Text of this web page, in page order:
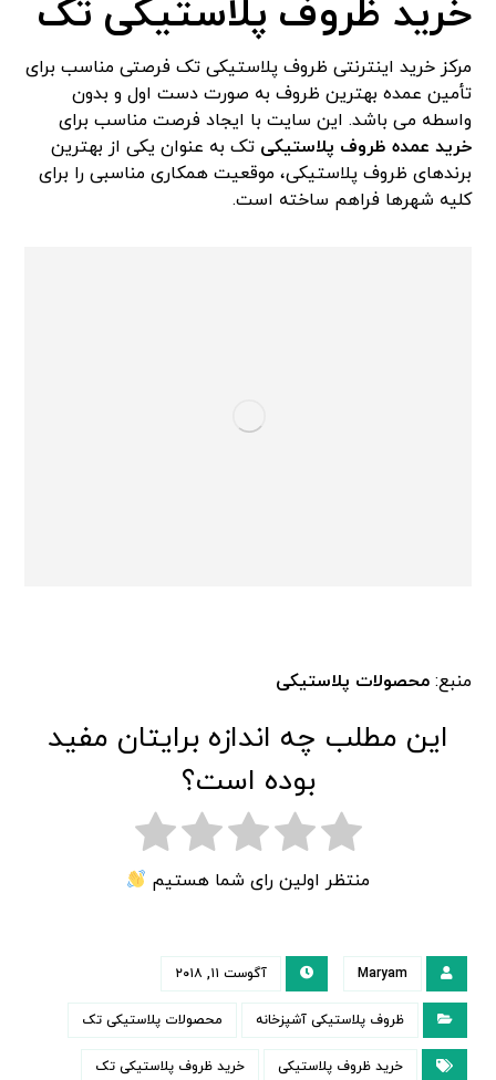
خرید ظروف پلاستیکی تک
مرکز خرید اینترنتی ظروف پلاستیکی تک فرصتی مناسب برای
تأمین عمده بهترین ظروف به صورت دست اول و بدون
واسطه می باشد. این سایت با ایجاد فرصت مناسب برای
خرید عمده ظروف پلاستیکی تک به عنوان یکی از بهترین
برندهای ظروف پلاستیکی، موقعیت همکاری مناسبی را برای
کلیه شهرها فراهم ساخته است.
منبع:محصولات پلاستیکی
این مطلب چه اندازه برایتان مفید
بوده است؟
منتظر اولین رای شما هستیم
Maryam آگوست ۱۱, ۲۰۱۸
ظروف پلاستیکی آشپزخانه محصولات پلاستیکی تک
خرید ظروف پلاستیکی خرید ظروف پلاستیکی تک